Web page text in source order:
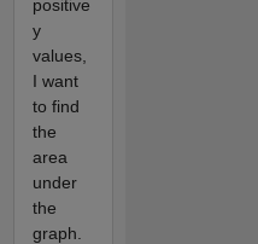
positive
y
values,
I want
to find
the
area
under
the
graph.